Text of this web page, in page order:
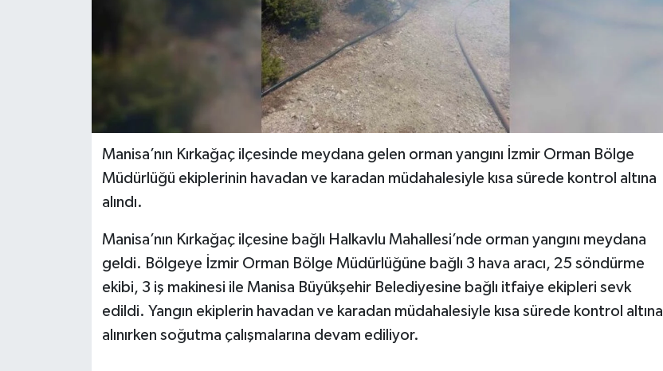
Manisa’nın Kırkağaç ilçesinde meydana gelen orman yangını İzmir Orman Bölge
Müdürlüğü ekiplerinin havadan ve karadan müdahalesiyle kısa sürede kontrol altına
alındı.
Manisa’nın Kırkağaç ilçesine bağlı Halkavlu Mahallesi’nde orman yangını meydana
geldi. Bölgeye İzmir Orman Bölge Müdürlüğüne bağlı 3 hava aracı, 25 söndürme
ekibi, 3 iş makinesi ile Manisa Büyükşehir Belediyesine bağlı itfaiye ekipleri sevk
edildi. Yangın ekiplerin havadan ve karadan müdahalesiyle kısa sürede kontrol altına
alınırken soğutma çalışmalarına devam ediliyor.